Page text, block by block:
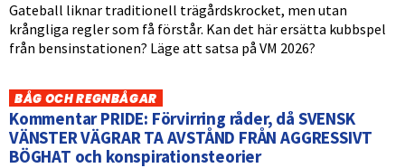
Gateball liknar traditionell trägårdskrocket, men utan
krångliga regler som få förstår. Kan det här ersätta kubbspel
från bensinstationen? Läge att satsa på VM 2026?
BÅG OCH REGNBÅGAR
Kommentar PRIDE: Förvirring råder, då SVENSK
VÄNSTER VÄGRAR TA AVSTÅND FRÅN AGGRESSIVT
BÖGHAT och konspirationsteorier